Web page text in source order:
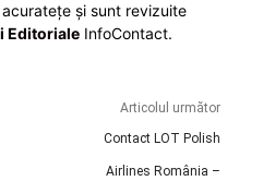
și sunt revizuite
Editoriale InfoContact.
Articolul următor
Contact LOT Polish
Airlines România –